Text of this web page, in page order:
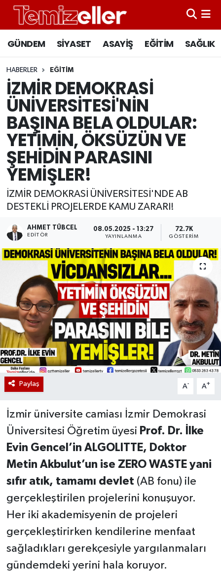
GÜNDEM SİYASET ASAYİŞ EĞİTİM SAĞLIK
HABERLER EĞİTİM
İZMİR DEMOKRASİ
ÜNİVERSİTESİ'NİN
BAŞINA BELA OLDULAR:
YETİMİN, ÖKSÜZÜN VE
ŞEHİDİN PARASINI
YEMİŞLER!
İZMİR DEMOKRASİ ÜNİVERSİTESİ'NDE AB
DESTEKLİ PROJELERDE KAMU ZARARI!
AHMET TÜBCEL
EDITÖR
08.05.2025 - 13:27
YAYINLANMA
72.7K
GÖSTERIM
Paylaş A- A+
İzmir üniversite camiası İzmir Demokrasi
Üniversitesi Öğretim üyesi Prof. Dr. İlke
Evin Gencel’in ALGOLITTE, Doktor
Metin Akbulut’un ise ZERO WASTE yani
sıfır atık, tamamı devlet (AB fonu) ile
gerçekleştirilen projelerini konuşuyor.
Her iki akademisyenin de projeleri
gerçekleştirirken kendilerine menfaat
sağladıkları gerekçesiyle yargılanmaları
gündemdeki yerini hala koruyor.
CANLI YAYIN
ASAYİŞ
EĞİTİM
SAĞLIK
SİYASET
Hava Durumu
Süper Lig Puan Durumu ve Fikstür
Tüm Manşetler
Son Dakika Haberleri
Haber Arşivi